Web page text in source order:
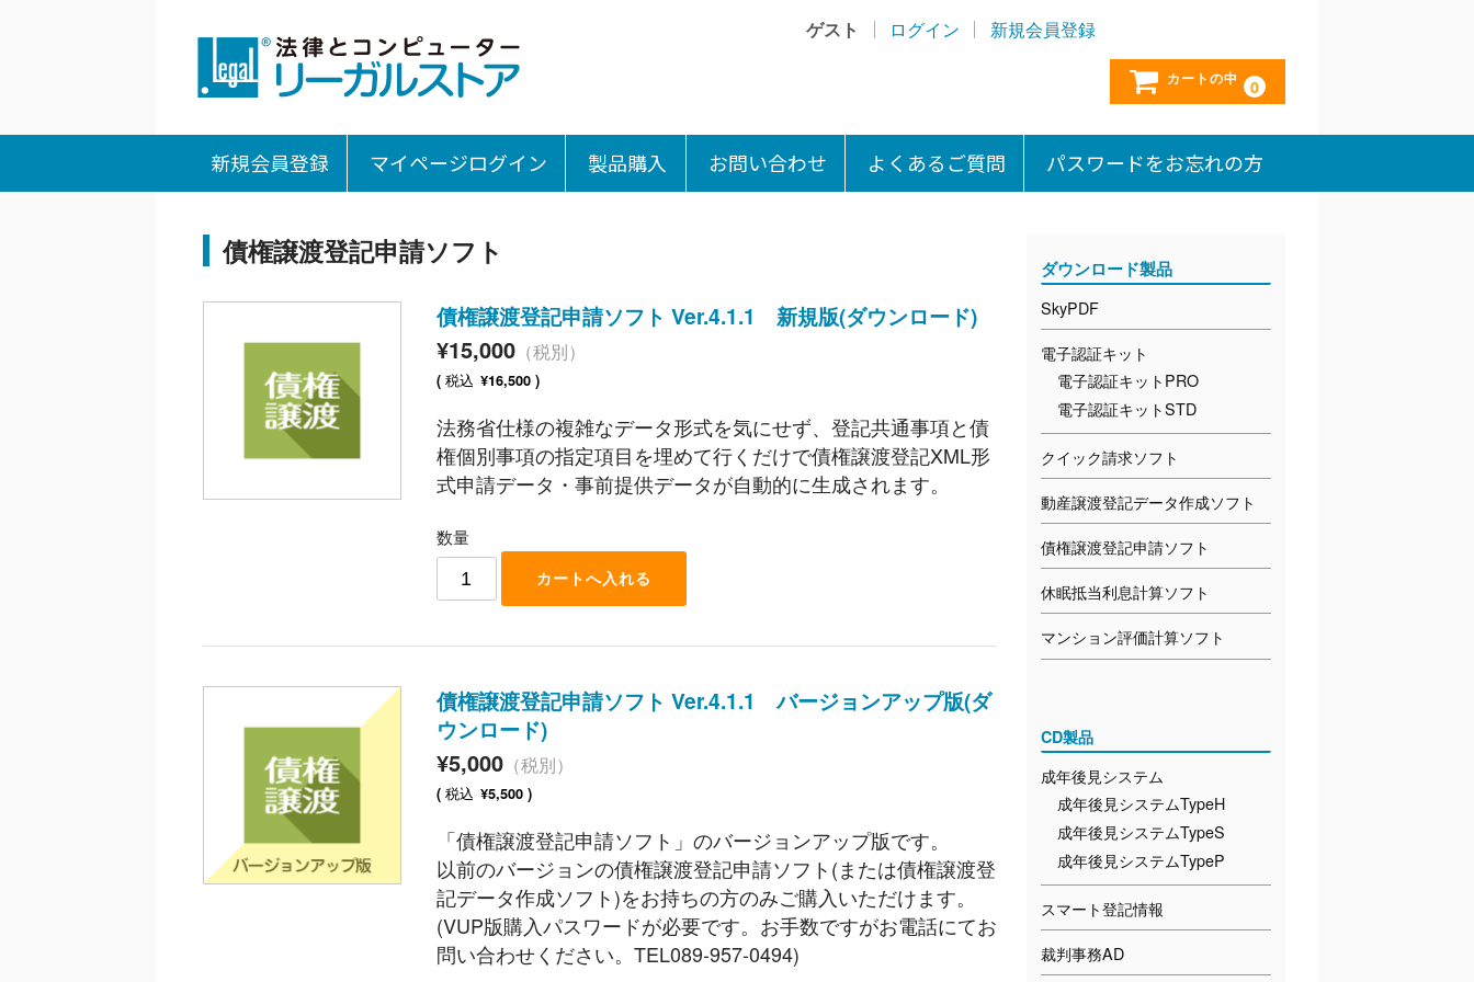
ゲスト ログイン 新規会員登録
カートの中 0
新規会員登録 マイページログイン 製品購入 お問い合わせ よくあるご質問 パスワードをお忘れの方
債権譲渡登記申請ソフト
債権譲渡登記申請ソフト Ver.4.1.1 新規版(ダウンロード)
¥15,000（税別）
( 税込 ¥16,500 )
法務省仕様の複雑なデータ形式を気にせず、登記共通事項と債
権個別事項の指定項目を埋めて行くだけで債権譲渡登記XML形
式申請データ・事前提供データが自動的に生成されます。
数量
債権譲渡登記申請ソフト Ver.4.1.1 バージョンアップ版(ダ
ウンロード)
¥5,000（税別）
( 税込 ¥5,500 )
「債権譲渡登記申請ソフト」のバージョンアップ版です。
以前のバージョンの債権譲渡登記申請ソフト(または債権譲渡登
記データ作成ソフト)をお持ちの方のみご購入いただけます。
(VUP版購入パスワードが必要です。お手数ですがお電話にてお
問い合わせください。TEL089-957-0494)
ダウンロード製品
SkyPDF
電子認証キット
電子認証キットPRO
電子認証キットSTD
クイック請求ソフト
動産譲渡登記データ作成ソフト
債権譲渡登記申請ソフト
休眠抵当利息計算ソフト
マンション評価計算ソフト
CD製品
成年後見システム
成年後見システムTypeH
成年後見システムTypeS
成年後見システムTypeP
スマート登記情報
裁判事務AD